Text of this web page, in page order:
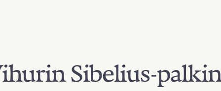
Sibelius-